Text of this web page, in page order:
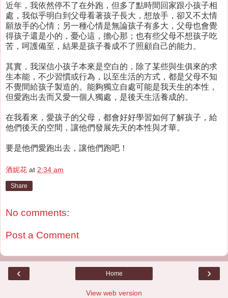
近年，我依然停不了在外跑，但多了點時間回家跟小孩子相
處，我似乎明白到父母看著孩子長大，想放手，卻又不太情
願放手的心情；另一種心情是無論孩子有多大，父母也會覺
得孩子還是小的，憂心這，擔心那；也有些父母不想孩子吃
苦，呵護備至，結果是孩子養成不了照顧自己的能力。
其實，我深信小孩子本來是空白的，除了某些與生俱來的求
生本能，不少習慣或行為，以至生活的方式，都是父母不知
不覺間給孩子製造的。能夠獨立自處可能是我天生的本性，
但愛跑出去而又愛一個人獨處，是後天生活養成的。
在我看來，愛孩子的父母，都會好好學習如何了解孩子，給
他們後天的空間，讓他們發展先天的本性與才華。
要是他們愛跑出去，讓他們跑吧！
酒妮花 at 2:34 am
Share
No comments:
Post a Comment
‹ ›
Home
View web version